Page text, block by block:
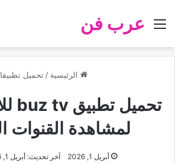
عرب فن
القائمة
الرئيسية / تحميل
لمشاهدة القنوات
أبريل 1, 2026 آخر تحديث: أبريل 1, 2026